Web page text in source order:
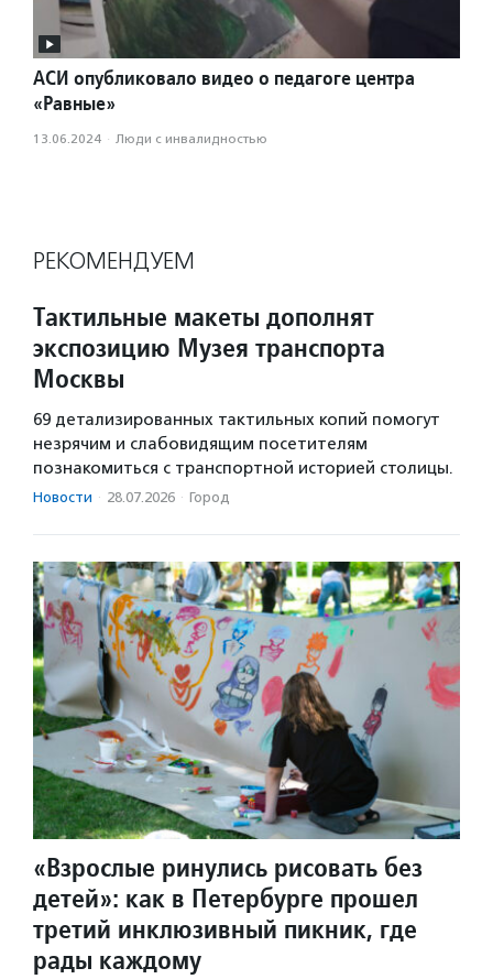
АСИ опубликовало видео о педагоге центра
«Равные»
13.06.2024 · Люди с инвалидностью
РЕКОМЕНДУЕМ
Тактильные макеты дополнят
экспозицию Музея транспорта
Москвы
69 детализированных тактильных копий помогут
незрячим и слабовидящим посетителям
познакомиться с транспортной историей столицы.
Новости · 28.07.2026 · Город
«Взрослые ринулись рисовать без
детей»: как в Петербурге прошел
третий инклюзивный пикник, где
рады каждому